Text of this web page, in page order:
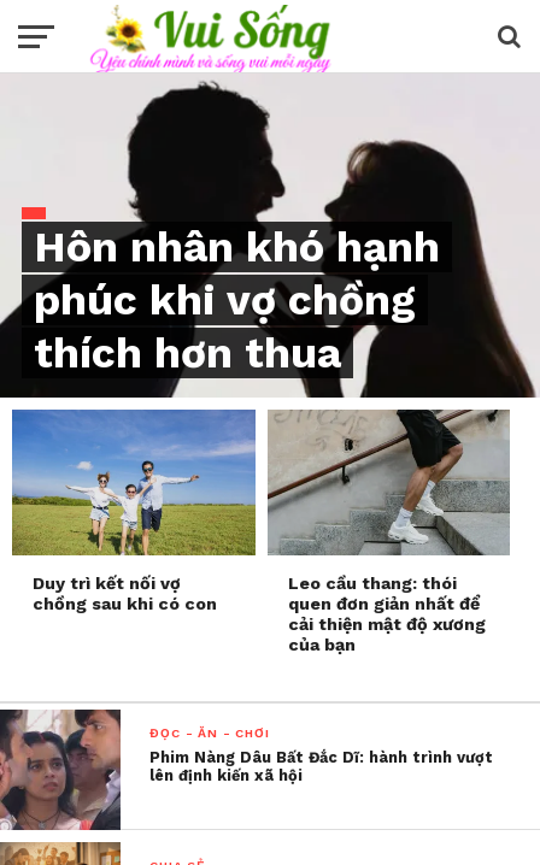
Hôn nhân khó hạnh
phúc khi vợ chồng
thích hơn thua
Duy trì kết nối vợ
chồng sau khi có con
Leo cầu thang: thói
quen đơn giản nhất để
cải thiện mật độ xương
của bạn
ĐỌC - ĂN - CHƠI
Phim Nàng Dâu Bất Đắc Dĩ: hành trình vượt
lên định kiến xã hội